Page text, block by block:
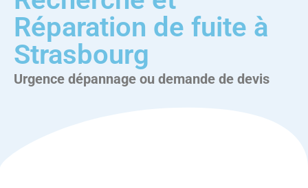
Réparation de fuite à
Strasbourg
Urgence dépannage ou demande de devis